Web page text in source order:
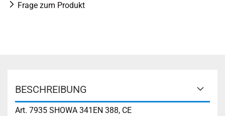
Frage zum Produkt
BESCHREIBUNG
Art. 7935 SHOWA 341EN 388, CE